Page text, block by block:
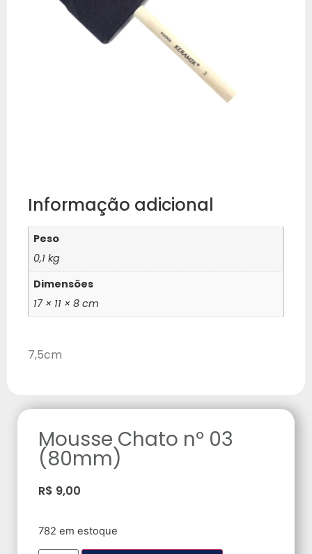
Informação adicional
Peso
0,1 kg
Dimensões
17 × 11 × 8 cm
7,5cm
Mousse Chato nº 03
(80mm)
R$ 9,00
782 em estoque